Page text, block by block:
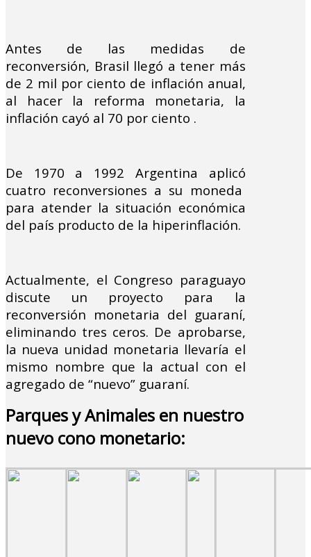
Antes de las medidas de
reconversión, Brasil llegó a tener más
de 2 mil por ciento de inflación anual,
al hacer la reforma monetaria, la
inflación cayó al 70 por ciento .
De 1970 a 1992 Argentina aplicó
cuatro reconversiones a su moneda
para atender la situación económica
del país producto de la hiperinflación.
Actualmente, el Congreso paraguayo
discute un proyecto para la
reconversión monetaria del guaraní,
eliminando tres ceros. De aprobarse,
la nueva unidad monetaria llevaría el
mismo nombre que la actual con el
agregado de “nuevo” guaraní.
Parques y Animales en nuestro
nuevo cono monetario: